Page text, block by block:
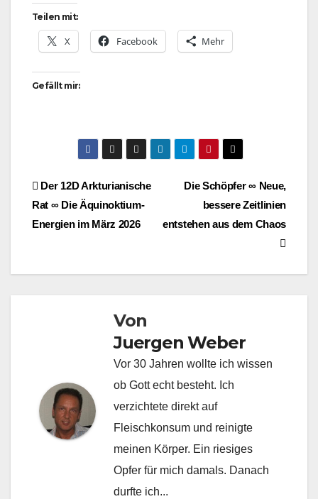
Teilen mit:
X Facebook Mehr
Gefällt mir:
BeitragsnavigationDie Schöpfer ∞ Neue,
bessere Zeitlinien
entstehen aus dem Chaos
Der 12D Arkturianische
Rat ∞ Die Äquinoktium-
Energien im März 2026
Von
Juergen Weber
Vor 30 Jahren wollte ich wissen
ob Gott echt besteht. Ich
verzichtete direkt auf
Fleischkonsum und reinigte
meinen Körper. Ein riesiges
Opfer für mich damals. Danach
durfte ich...